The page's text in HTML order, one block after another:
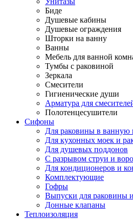
Биде
Душевые кабины
Душевые ограждения
Шторки на ванну
Ванны
Мебель для ванной
Тумбы с раковиной
Зеркала
Смесители
Гигиенические души
Арматура для
Полотенцесушители
Сифоны
Для раковины в ванную
Для кухонных моек и
Для душевых поддонов
С разрывом струи и
Для кондиционеров и
Комплектующие
Гофры
Выпуски для раковины
Донные клапаны
Теплоизоляция